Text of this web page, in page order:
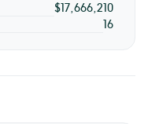
$17,666,210
16